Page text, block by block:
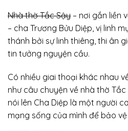
Nhà thờ Tắc Sậy – nơi gắn liền
– cha Trương Bửu Diệp, vị linh
thánh bởi sự linh thiêng, thi ân
tin tưởng nguyện cầu.
Có nhiều giai thoại khác nhau
như câu chuyện về nhà thờ
nói lên Cha Diệp là một người
mạng sống của mình để bảo